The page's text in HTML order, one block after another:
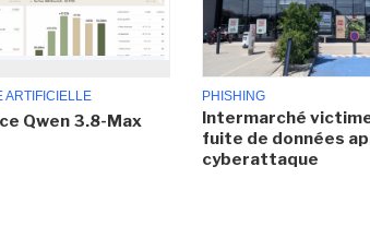
ARTIFICIELLE
Qwen 3.8-Max
PHISHING
Intermarché
fuite de données
cyberattaque